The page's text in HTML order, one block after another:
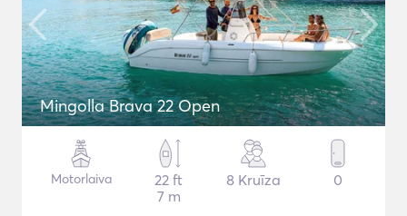
Mingolla Brava 22 Open
Motorlaiva
22 ft
7 m
8 Kruīza 0